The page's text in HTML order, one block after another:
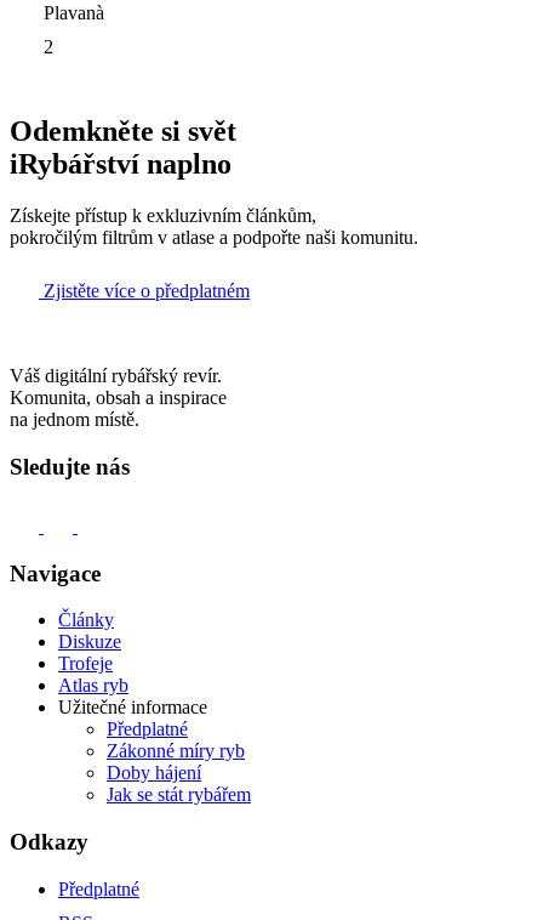
Plavanà
2
Odemkněte si svět
iRybářství naplno
Získejte přístup k exkluzivním článkům,
pokročilým filtrům v atlase a podpořte naši komunitu.
Zjistěte více o předplatném
Váš digitální rybářský revír.
Komunita, obsah a inspirace
na jednom místě.
Sledujte nás
Navigace
Články
Diskuze
Trofeje
Atlas ryb
Užitečné informace
Předplatné
Zákonné míry ryb
Doby hájení
Jak se stát rybářem
Odkazy
Předplatné